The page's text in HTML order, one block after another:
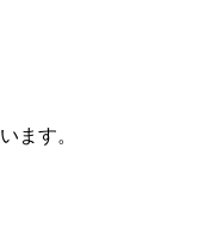
ます。